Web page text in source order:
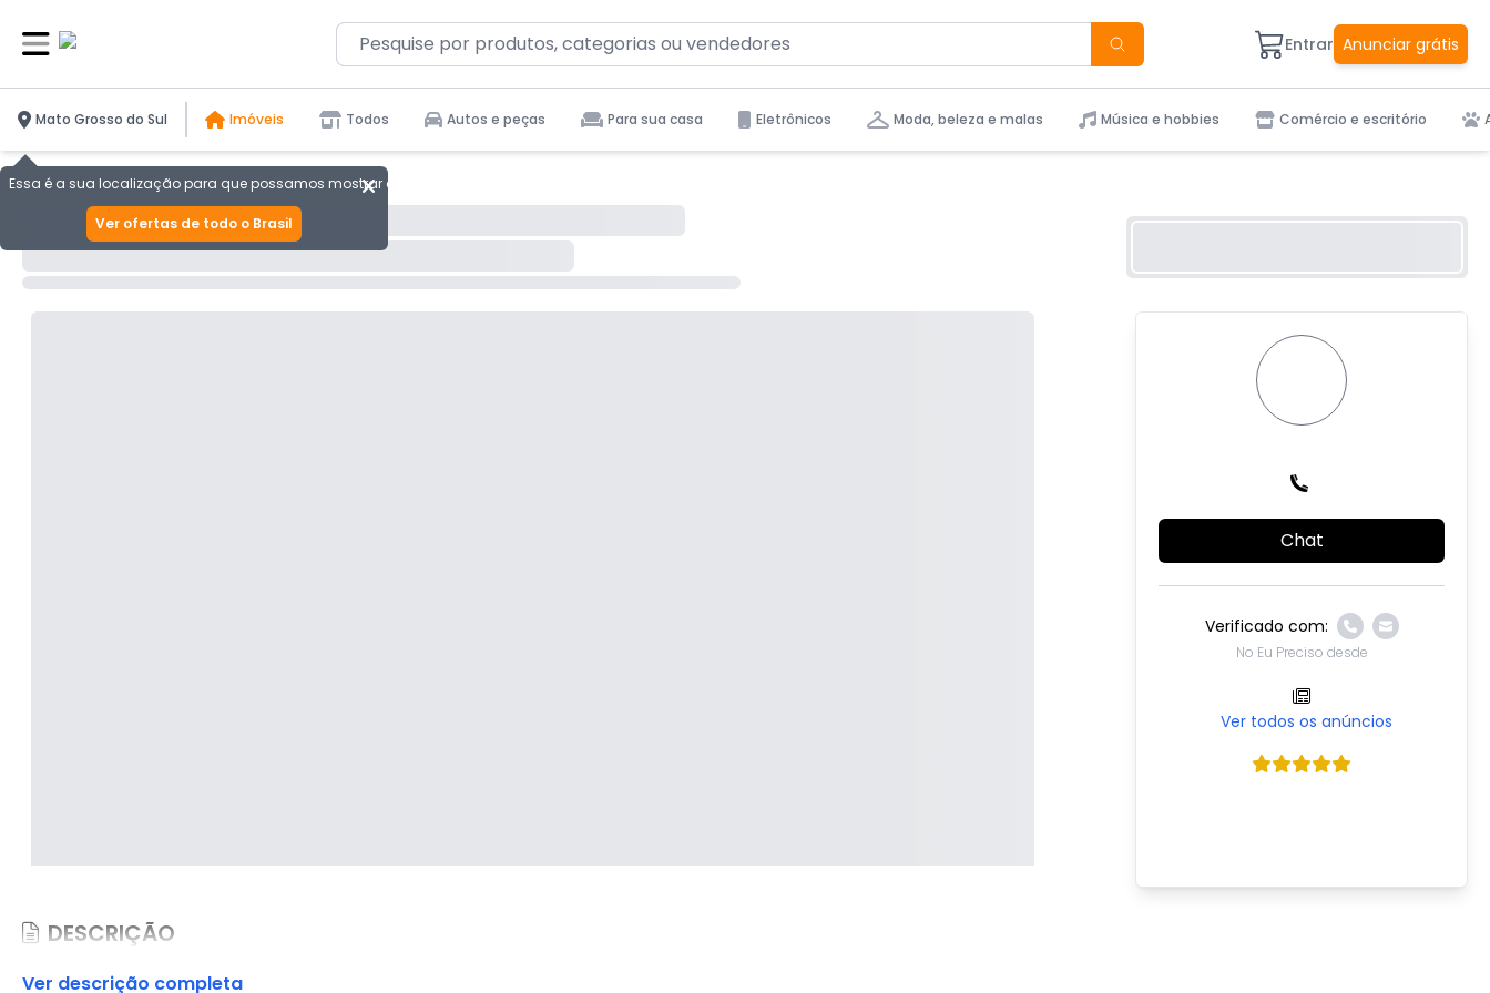
Entrar Anunciar grátis
Mato Grosso do Sul
Essa é a sua localização para que possamos mostrar as melhores ofertas para você.
Ver ofertas de todo o Brasil
Imóveis Todos Autos e peças Para sua casa Eletrônicos Moda, beleza e malas Música e hobbies Comércio e escritório
DESCRIÇÃO
Ver descrição completa
Chat
Verificado com:
No Eu Preciso desde
Ver todos os anúncios